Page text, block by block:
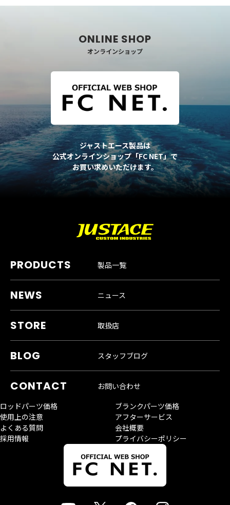
オンラインショップ
ジャストエース製品は
公式オンラインショップ「FC NET」で
お買い求めいただけます。
製品一覧
ニュース
取扱店
スタッフブログ
お問い合わせ
ロッドパーツ価格
ブランクパーツ価格
使用上の注意
アフターサービス
よくある質問
会社概要
採用情報
プライバシーポリシー